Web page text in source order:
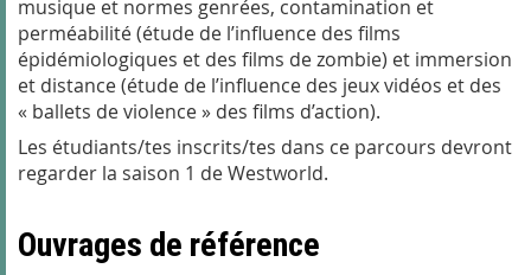
musique et normes genrées, contamination et
perméabilité (étude de l’influence des films
épidémiologiques et des films de zombie) et immersion
et distance (étude de l’influence des jeux vidéos et des
« ballets de violence » des films d’action).
Les étudiants/tes inscrits/tes dans ce parcours devront
regarder la saison 1 de Westworld.
Ouvrages de référence